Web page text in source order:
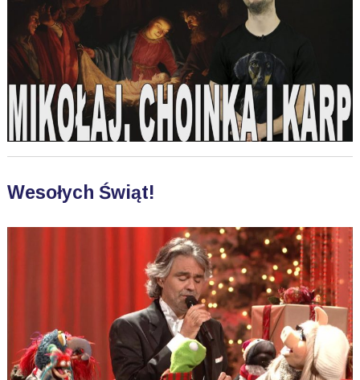
Wesołych Świąt!